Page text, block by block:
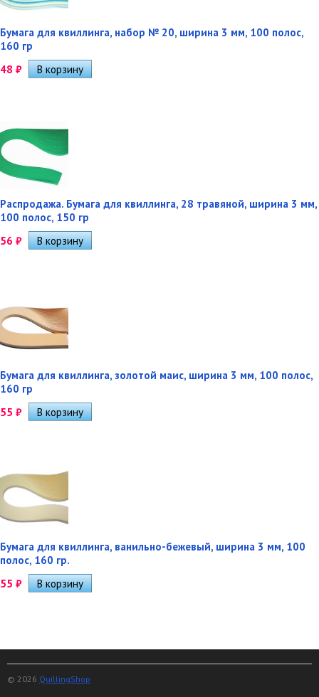
Бумага для квиллинга, набор № 20, ширина 3 мм, 100 полос,
160 гр
48 ₽
Распродажа. Бумага для квиллинга, 28 травяной, ширина 3 мм,
100 полос, 150 гр
56 ₽
Бумага для квиллинга, золотой маис, ширина 3 мм, 100 полос,
160 гр
55 ₽
Бумага для квиллинга, ванильно-бежевый, ширина 3 мм, 100
полос, 160 гр.
55 ₽
© 2026 QuillingShop